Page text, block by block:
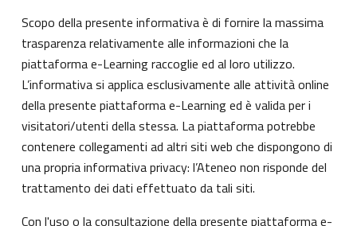
Scopo della presente informativa è di fornire la massima
trasparenza relativamente alle informazioni che la
piattaforma e-Learning raccoglie ed al loro utilizzo.
L’informativa si applica esclusivamente alle attività online
della presente piattaforma e-Learning ed è valida per i
visitatori/utenti della stessa. La piattaforma potrebbe
contenere collegamenti ad altri siti web che dispongono di
una propria informativa privacy: l’Ateneo non risponde del
trattamento dei dati effettuato da tali siti.
Con l'uso o la consultazione della presente piattaforma e-